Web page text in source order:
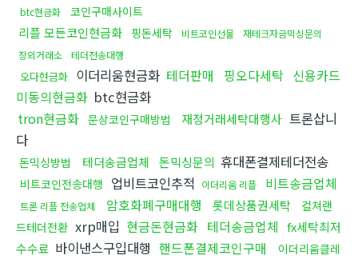
btc현금화 코인구매사이트
리플 모든코인현금화 핑돈세탁 비트코인선물
재테크자금믹싱문의
장외거래소
테더전송대행
오다현금화 이더리움현금화 테더판매 핑오다세탁 신용카드
미동의현금화 btc현금화
tron현금화 문상코인구매방법 재정거래세탁대행사 트론삽니
다
돈믹싱방법 테더송금업체 돈믹싱문의 휴대폰결제테더전송
비트코인전송대행 업비트코인추적 이더리움 리플 비트송금업체
트론 리플 전송업체 암호화폐구매대행 롯데상품권세탁
컬쳐랜
드테더전환 xrp매입 현금돈현금화 테더송금업체 fx세탁최저
수수료 바이낸스구입대행 핸드폰결제코인구매
이더리움클레